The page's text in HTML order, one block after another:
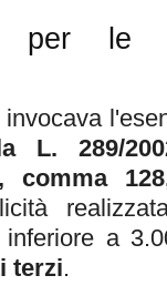
per le
L. 289/
comma
a
terzi.